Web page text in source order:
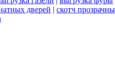
дверей | скотч